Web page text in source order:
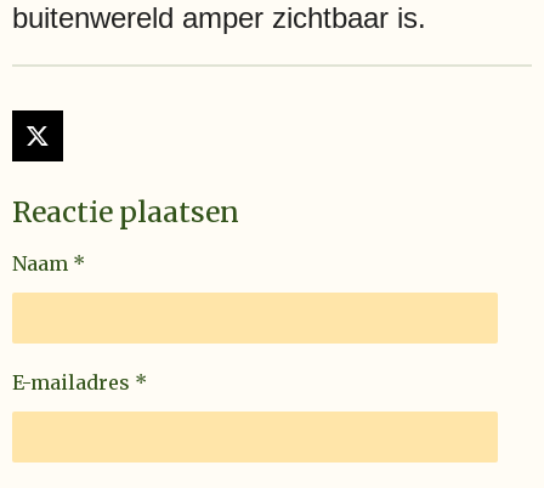
buitenwereld amper zichtbaar is.
X
Reactie plaatsen
Naam *
E-mailadres *